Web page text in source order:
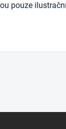
pouze